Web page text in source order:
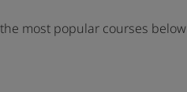
most popular courses below